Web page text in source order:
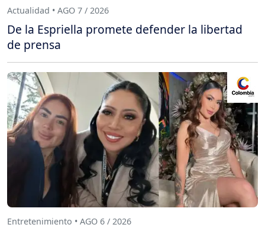
Actualidad • AGO 7 / 2026
De la Espriella promete defender la libertad
de prensa
Entretenimiento • AGO 6 / 2026